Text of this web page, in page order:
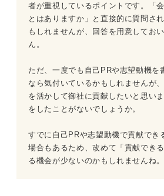
者が重視しているポイントです。「
とはありますか」と直接的に質問さ
もしれませんが、回答を用意してお
ん。
ただ、一度でも自己PRや志望動機を
なら気付いているかもしれません
を活かして御社に貢献したいと思い
をしたことがないでしょうか。
すでに自己PRや志望動機で貢献でき
場合もあるため、改めて「貢献でき
る機会が少ないのかもしれませんね。
今後の事業展開にプラスの効果を示す
簡単4ステップ！ 「会社に貢献で
ステップ①自分の強みと貢献の仕方
ステップ②エピソードで強みを裏付け
ステップ④強みを活かした貢献の仕